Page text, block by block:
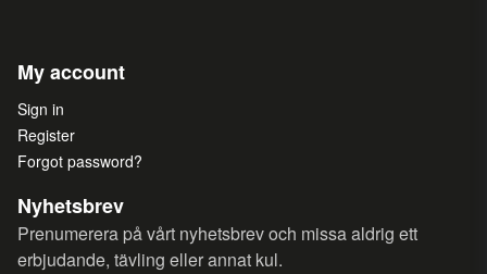
My account
Sign in
Register
Forgot password?
Nyhetsbrev
Prenumerera på vårt nyhetsbrev och missa aldrig ett
erbjudande, tävling eller annat kul.